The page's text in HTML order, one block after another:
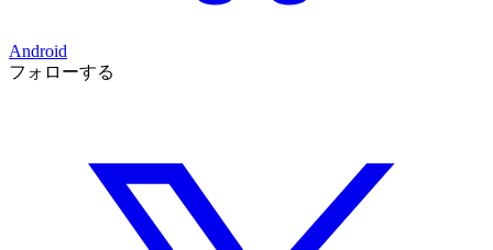
Android
フォローする